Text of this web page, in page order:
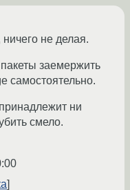
не делая.
заемержить
самостоятельно.
ни
смело.